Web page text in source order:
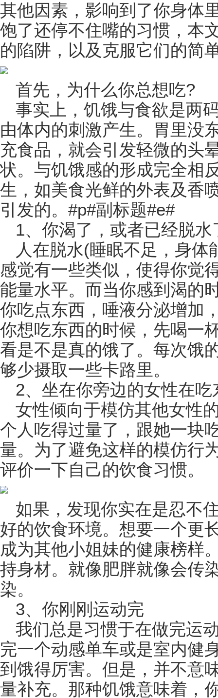
其他因素，影响到了你身体
饱了还停不住嘴的习惯，本
的陷阱，以及克服它们的简
首先，为什么你总想吃?
事实上，饥饿与食欲是两
由体内的刺激产生。胃里没
充食品，就会引发轻微的头
状。与饥饿感的形成完全相
生，如美食光鲜的外表及香
引发的。#p#副标题#e#
1、你渴了，或者已经脱水
人在脱水(睡眠不足，身
感觉有一些类似，使得你觉
能量水平。而当你感到渴的
你吃点东西，唾液分泌增加
你想吃东西的时候，先喝一
看是不是真的饿了。每次饿
够少摄取一些卡路里。
2、坐在你旁边的女性在吃
女性倾向于模仿其他女性
个人吃得过量了，跟她一块
量。为了避免这样的模仿行
评价一下自己的饮食习惯。
如果，发现你实在是忍不
好的饮食环境。想要一个更
成为其他小姐妹的健康榜样
持身材。就像肥胖就像会传
染。
3、你刚刚运动完
我们总是习惯于在做完运
完一个动感单车或是室内健
到饿得厉害。但是，并不意
量补充。那种饥饿意味着，